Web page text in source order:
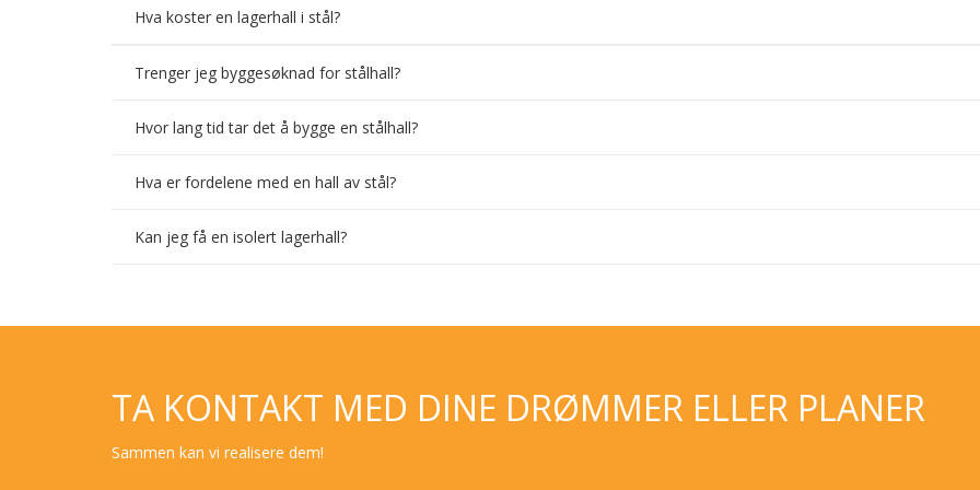
Hva koster en lagerhall i stål?
Trenger jeg byggesøknad for stålhall?
Hvor lang tid tar det å bygge en stålhall?
Hva er fordelene med en hall av stål?
Kan jeg få en isolert lagerhall?
TA KONTAKT MED DINE DRØMMER ELLER PLANER
Sammen kan vi realisere dem!